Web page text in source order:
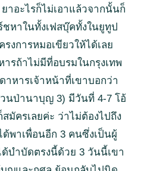
าอะไรก็ไม่เอาแล้วจากนั้นก็
หาในทั้งเฟสบุ๊คทั้งในยูทูป
งการหมอเขียวให้ได้เลย
รถ้าไม่มีที่อบรมในกรุงเทพ
าหารเจ้าหน้าที่เขาบอกว่า
นป่านาบุญ 3) มีวันที่ 4-7 โอ้
มัครเลยค่ะ ว่าไม่ต้องไปถึง
พาเพื่อนอีก 3 คนซึ่งเป็นผู้
บำบัดตรงนี้ด้วย 3 วันนี้เขา